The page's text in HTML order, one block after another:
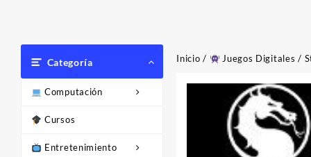
Categoría
Computación
Cursos
Entretenimiento
Inicio / Juegos Digitales /